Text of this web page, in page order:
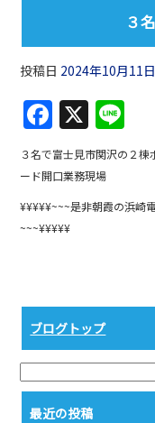
３
投稿日 2024年10月11日
F
a
c
e
b
k
X
n
e
３名で富士見市関沢の２
ード開口業務現場
¥¥¥¥¥~~~是非朝霞の浜崎
~~~¥¥¥¥¥
ブログトップ
最近の投稿